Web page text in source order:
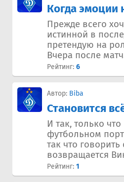
Когда эмоции
Прежде всего
истинной в
претендую на
Вчера после
Рейтинг: 6
Автор: Biba
Становится
И так, только
футбольном
так что
возвращается
Рейтинг: 1